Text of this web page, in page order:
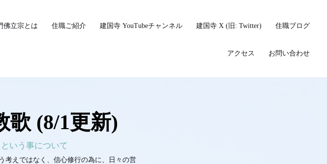
佛立宗とは 住職ご紹介 建国寺 YouTubeチャンネル 建国寺 X (旧: Twitter) 住職ブログ
アクセス お問い合わせ
歌 (8/1更新)
いう事について
考えではなく、信心修行の為に、日々の営